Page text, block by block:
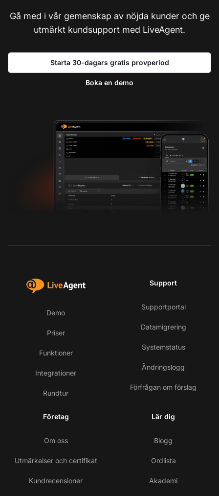
Gå med i vår gemenskap av nöjda kunder och ge
utmärkt kundsupport med LiveAgent.
Starta 30-dagars gratis provperiod
Boka en demo
Demo
Priser
Funktioner
Integrationer
Rundtur
Support
Supportportal
Datamigrering
Systemstatus
Ändringslogg
Förfrågan om förslag
Företag
Om oss
Utmärkelser och certifikat
Kundrecensioner
Lär dig
Blogg
Ordlista
Akademi